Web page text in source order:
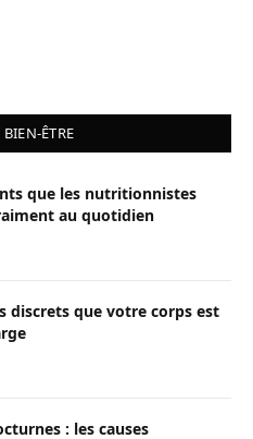
ÊTRE
que les nutritionnistes
au quotidien
discrets que votre corps est
: les causes